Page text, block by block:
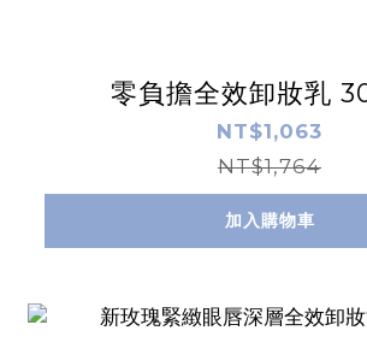
零負擔全效卸妝乳
NT$1,063
NT$1,764
加入購物車